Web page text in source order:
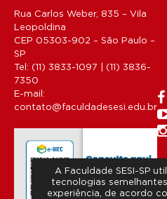
Rua Carlos Weber, 835 – Vila
Leopoldina
CEP 05303-902 – São Paulo –
SP
Tel: (11) 3833-1097 | (11) 3836-
7350
E-mail:
contato@faculdadesesi.edu.br
A Faculdade SESI-SP
tecnologias
experiência, de acordo